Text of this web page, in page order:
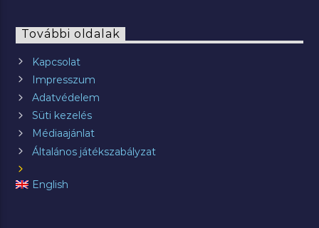
További oldalak
Kapcsolat
Impresszum
Adatvédelem
Süti kezelés
Médiaajánlat
Általános játékszabályzat
English